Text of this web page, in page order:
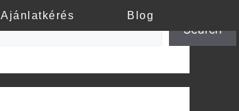
Ajánlatkérés Blog
Search